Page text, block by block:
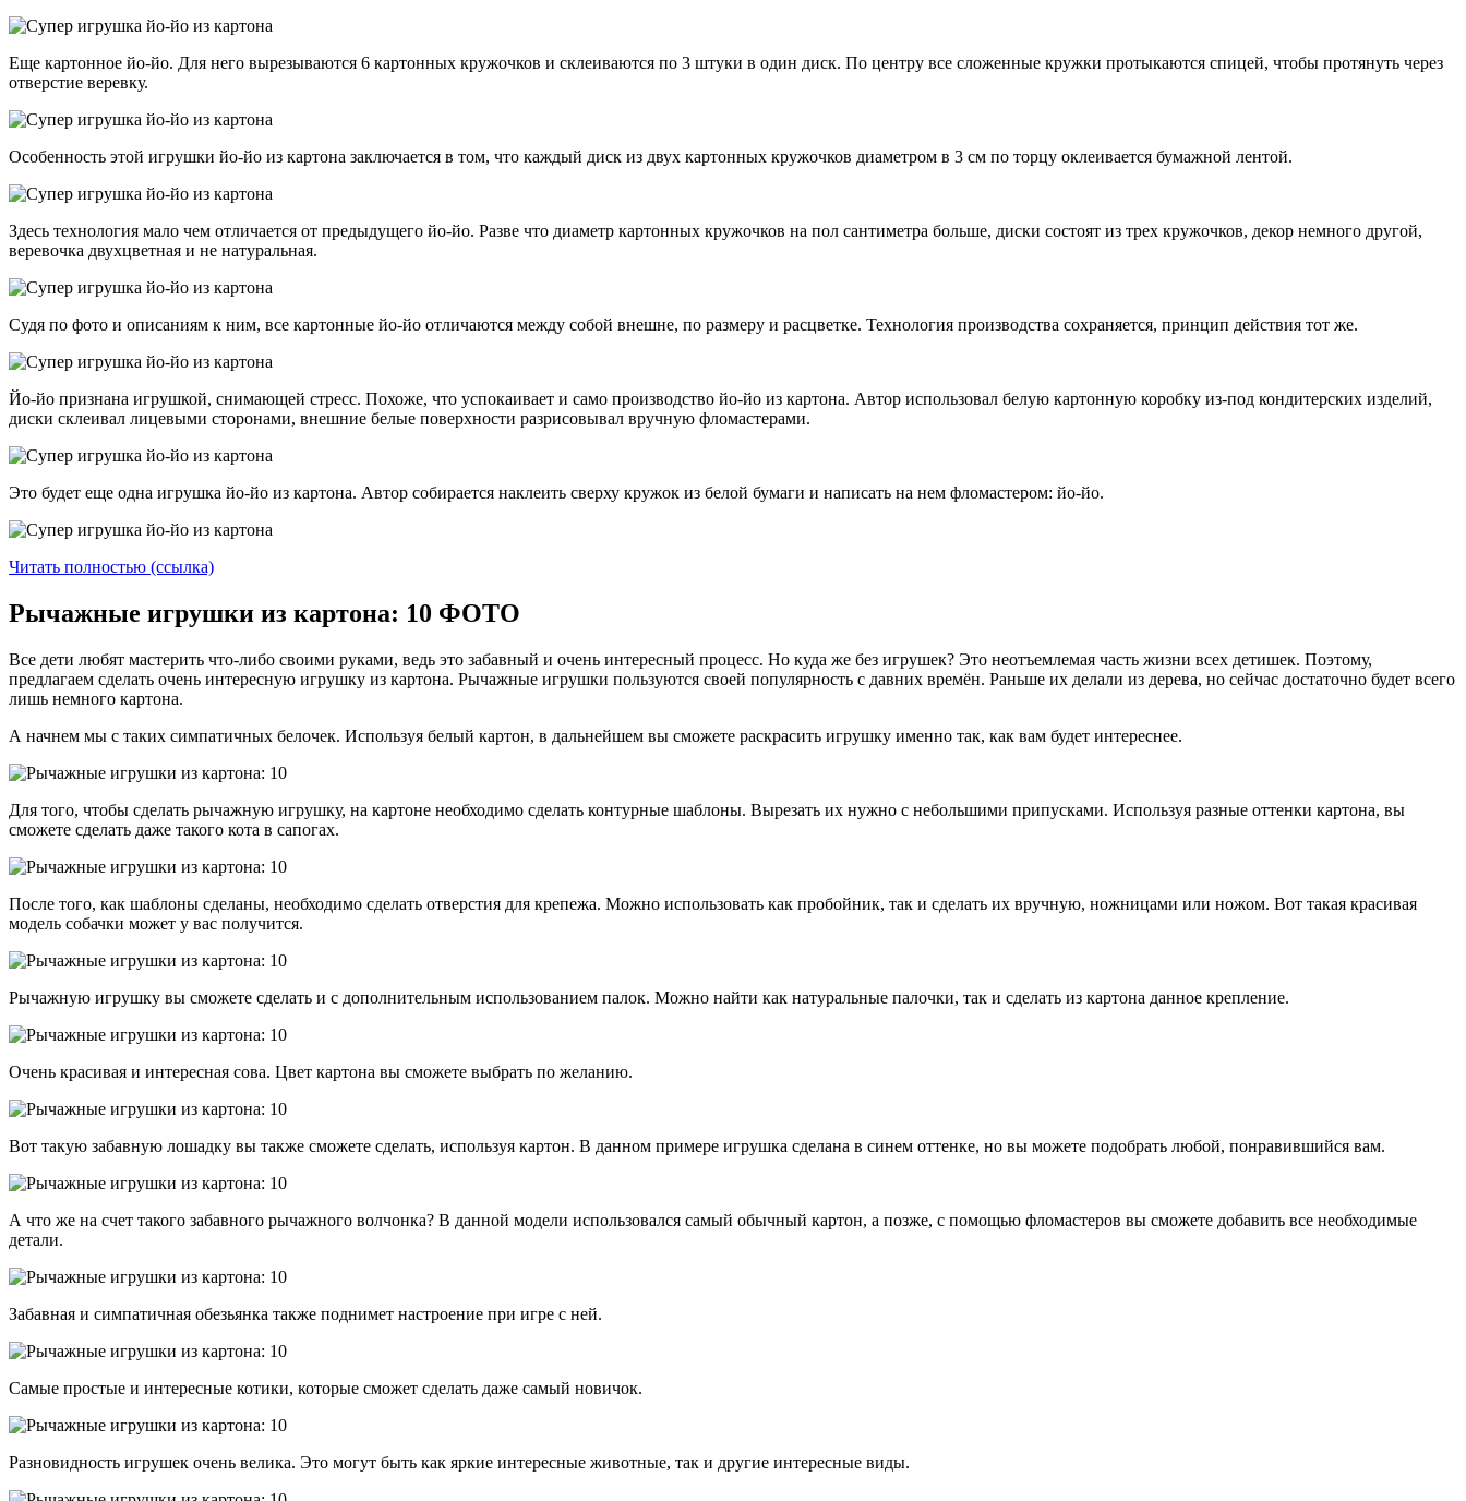
Еще картонное йо-йо. Для него вырезываются 6 картонных кружочков и склеиваются по 3 штуки в один диск. По центру все сложенные кружки протыкаются спицей, чтобы протянуть через
отверстие веревку.
Особенность этой игрушки йо-йо из картона заключается в том, что каждый диск из двух картонных кружочков диаметром в 3 см по торцу оклеивается бумажной лентой.
Здесь технология мало чем отличается от предыдущего йо-йо. Разве что диаметр картонных кружочков на пол сантиметра больше, диски состоят из трех кружочков, декор немного другой,
веревочка двухцветная и не натуральная.
Судя по фото и описаниям к ним, все картонные йо-йо отличаются между собой внешне, по размеру и расцветке. Технология производства сохраняется, принцип действия тот же.
Йо-йо признана игрушкой, снимающей стресс. Похоже, что успокаивает и само производство йо-йо из картона. Автор использовал белую картонную коробку из-под кондитерских изделий,
диски склеивал лицевыми сторонами, внешние белые поверхности разрисовывал вручную фломастерами.
Это будет еще одна игрушка йо-йо из картона. Автор собирается наклеить сверху кружок из белой бумаги и написать на нем фломастером: йо-йо.
Читать полностью (ссылка)
Рычажные игрушки из картона: 10 ФОТО
Все дети любят мастерить что-либо своими руками, ведь это забавный и очень интересный процесс. Но куда же без игрушек? Это неотъемлемая часть жизни всех детишек. Поэтому,
предлагаем сделать очень интересную игрушку из картона. Рычажные игрушки пользуются своей популярность с давних времён. Раньше их делали из дерева, но сейчас достаточно будет всего
лишь немного картона.
А начнем мы с таких симпатичных белочек. Используя белый картон, в дальнейшем вы сможете раскрасить игрушку именно так, как вам будет интереснее.
Для того, чтобы сделать рычажную игрушку, на картоне необходимо сделать контурные шаблоны. Вырезать их нужно с небольшими припусками. Используя разные оттенки картона, вы
сможете сделать даже такого кота в сапогах.
После того, как шаблоны сделаны, необходимо сделать отверстия для крепежа. Можно использовать как пробойник, так и сделать их вручную, ножницами или ножом. Вот такая красивая
модель собачки может у вас получится.
Рычажную игрушку вы сможете сделать и с дополнительным использованием палок. Можно найти как натуральные палочки, так и сделать из картона данное крепление.
Очень красивая и интересная сова. Цвет картона вы сможете выбрать по желанию.
Вот такую забавную лошадку вы также сможете сделать, используя картон. В данном примере игрушка сделана в синем оттенке, но вы можете подобрать любой, понравившийся вам.
А что же на счет такого забавного рычажного волчонка? В данной модели использовался самый обычный картон, а позже, с помощью фломастеров вы сможете добавить все необходимые
детали.
Забавная и симпатичная обезьянка также поднимет настроение при игре с ней.
Самые простые и интересные котики, которые сможет сделать даже самый новичок.
Разновидность игрушек очень велика. Это могут быть как яркие интересные животные, так и другие интересные виды.